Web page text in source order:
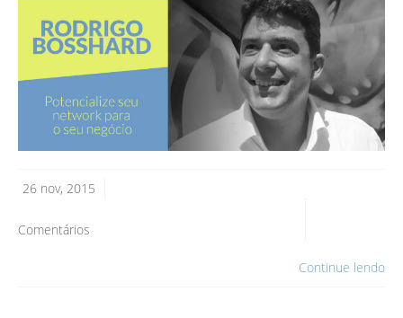
26 nov, 2015
Comentários
Continue lendo